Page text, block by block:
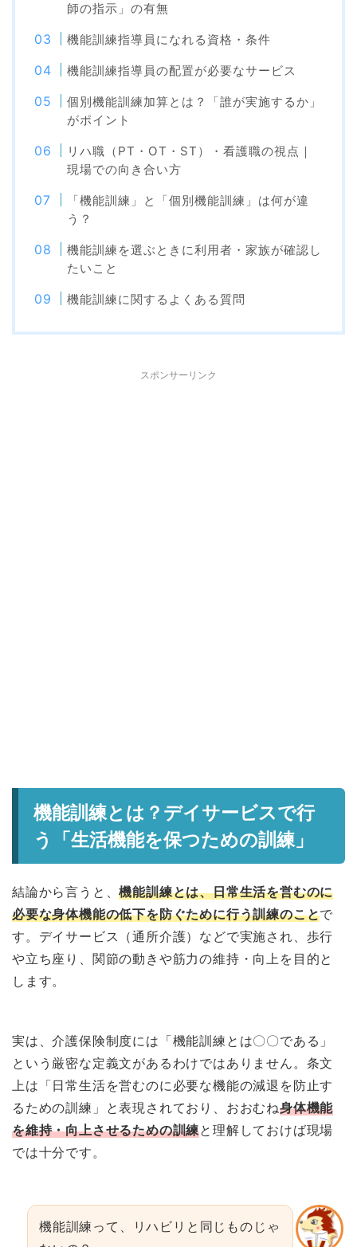
師の指示」の有無
機能訓練指導員になれる資格・条件
機能訓練指導員の配置が必要なサービス
個別機能訓練加算とは？「誰が実施するか」
がポイント
リハ職（PT・OT・ST）・看護職の視点｜
現場での向き合い方
「機能訓練」と「個別機能訓練」は何が違
う？
機能訓練を選ぶときに利用者・家族が確認し
たいこと
機能訓練に関するよくある質問
スポンサーリンク
機能訓練とは？デイサービスで行
う「生活機能を保つための訓練」
結論から言うと、機能訓練とは、日常生活を営むのに
必要な身体機能の低下を防ぐために行う訓練のことで
す。デイサービス（通所介護）などで実施され、歩行
や立ち座り、関節の動きや筋力の維持・向上を目的と
します。
実は、介護保険制度には「機能訓練とは〇〇である」
という厳密な定義文があるわけではありません。条文
上は「日常生活を営むのに必要な機能の減退を防止す
るための訓練」と表現されており、おおむね身体機能
を維持・向上させるための訓練と理解しておけば現場
では十分です。
機能訓練って、リハビリと同じものじゃ